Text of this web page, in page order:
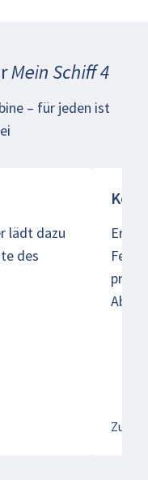
Mein Schiff 4
– für jeden ist
lädt dazu
des
Zur